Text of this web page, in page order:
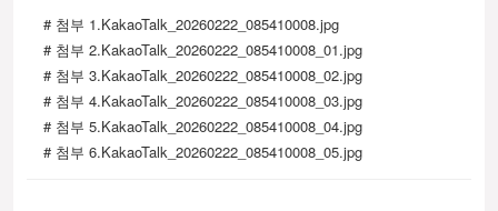
# 첨부 1.KakaoTalk_20260222_085410008.jpg
# 첨부 2.KakaoTalk_20260222_085410008_01.jpg
# 첨부 3.KakaoTalk_20260222_085410008_02.jpg
# 첨부 4.KakaoTalk_20260222_085410008_03.jpg
# 첨부 5.KakaoTalk_20260222_085410008_04.jpg
# 첨부 6.KakaoTalk_20260222_085410008_05.jpg